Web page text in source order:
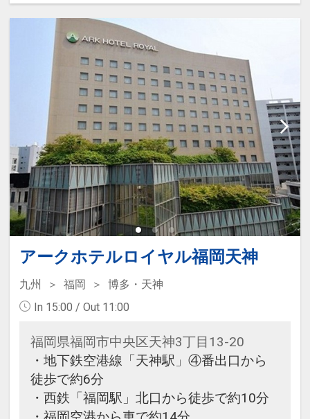
アークホテルロイヤル福岡天神
九州 福岡
博多・天神
In 15:00 / Out 11:00
福岡県福岡市中央区天神3丁目13-20
・地下鉄空港線「天神駅」④番出口から
徒歩で約6分
・西鉄「福岡駅」北口から徒歩で約10分